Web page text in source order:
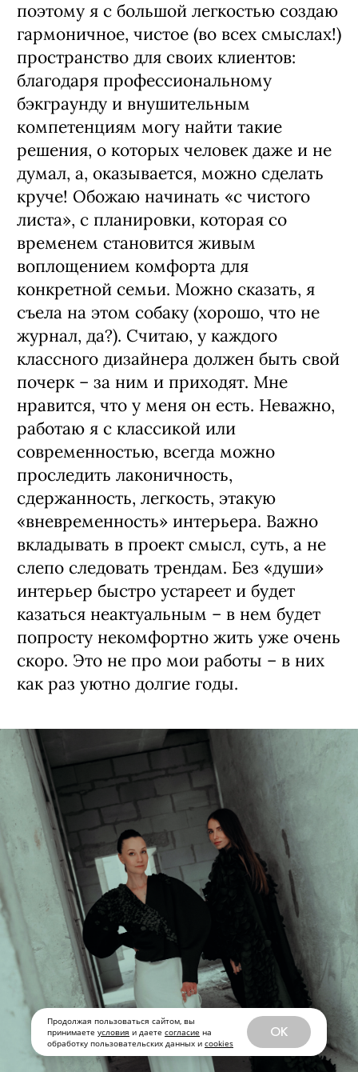
Продолжая пользоваться сайтом, вы
принимаете условия и даете согласие на
обработку пользовательских данных и cookies
OK
поэтому я с большой легкостью создаю
гармоничное, чистое (во всех смыслах!)
пространство для своих клиентов:
благодаря профессиональному
бэкграунду и внушительным
компетенциям могу найти такие
решения, о которых человек даже и не
думал, а, оказывается, можно сделать
круче! Обожаю начинать «с чистого
листа», с планировки, которая со
временем становится живым
воплощением комфорта для
конкретной семьи. Можно сказать, я
съела на этом собаку (хорошо, что не
журнал, да?). Считаю, у каждого
классного дизайнера должен быть свой
почерк – за ним и приходят. Мне
нравится, что у меня он есть. Неважно,
работаю я с классикой или
современностью, всегда можно
проследить лаконичность,
сдержанность, легкость, этакую
«вневременность» интерьера. Важно
вкладывать в проект смысл, суть, а не
слепо следовать трендам. Без «души»
интерьер быстро устареет и будет
казаться неактуальным – в нем будет
попросту некомфортно жить уже очень
скоро. Это не про мои работы – в них
как раз уютно долгие годы.